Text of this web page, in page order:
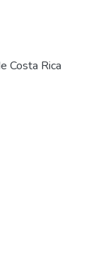
Costa Rica